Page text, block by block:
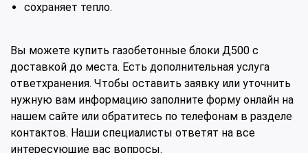
сохраняет тепло.
Вы можете купить газобетонные блоки Д500 с
доставкой до места. Есть дополнительная услуга
ответхранения. Чтобы оставить заявку или уточнить
нужную вам информацию заполните форму онлайн на
нашем сайте или обратитесь по телефонам в разделе
контактов. Наши специалисты ответят на все
интересующие вас вопросы.